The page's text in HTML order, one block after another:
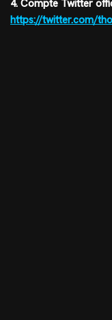
4. Compte Twitter
https://twitter.com/